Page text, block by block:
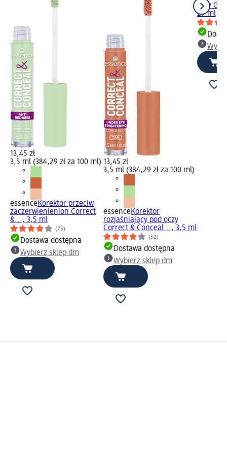
13,45 zł
3,5 ml (384,29 zł za 100 ml)
essenceKorektor przeciw
zaczerwienienion Correct
&..., 3,5 ml
(75)
Dostawa dostępna
Wybierz sklep dm
13,45 zł
3,5 ml (384,29 zł za 100 ml)
essenceKorektor
rozjaśniający pod oczy
Correct & Conceal..., 3,5 ml
(52)
Dostawa dostępna
Wybierz sklep dm
Jelly
29 ml